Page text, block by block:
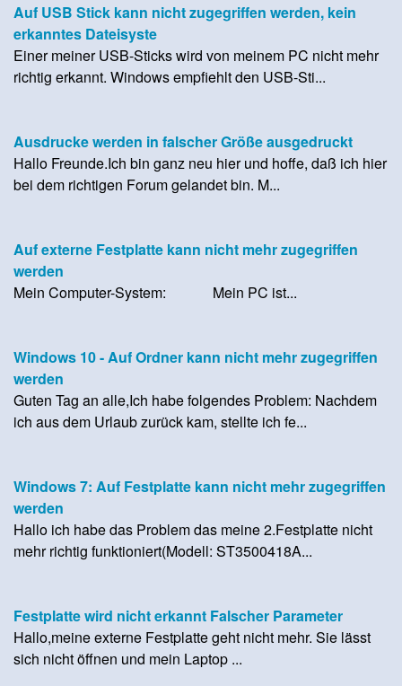
Auf USB Stick kann nicht zugegriffen werden, kein
erkanntes Dateisyste
Einer meiner USB-Sticks wird von meinem PC nicht mehr
richtig erkannt. Windows empfiehlt den USB-Sti...
Ausdrucke werden in falscher Größe ausgedruckt
Hallo Freunde.Ich bin ganz neu hier und hoffe, daß ich hier
bei dem richtigen Forum gelandet bin. M...
Auf externe Festplatte kann nicht mehr zugegriffen
werden
Mein Computer-System: Mein PC ist...
Windows 10 - Auf Ordner kann nicht mehr zugegriffen
werden
Guten Tag an alle,Ich habe folgendes Problem: Nachdem
ich aus dem Urlaub zurück kam, stellte ich fe...
Windows 7: Auf Festplatte kann nicht mehr zugegriffen
werden
Hallo ich habe das Problem das meine 2.Festplatte nicht
mehr richtig funktioniert(Modell: ST3500418A...
Festplatte wird nicht erkannt Falscher Parameter
Hallo,meine externe Festplatte geht nicht mehr. Sie lässt
sich nicht öffnen und mein Laptop ...